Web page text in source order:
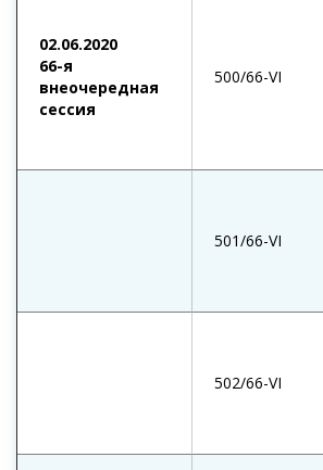
02.06.2020
66-я
внеочередная
сессия
500/66-VI
501/66-VI
502/66-VI